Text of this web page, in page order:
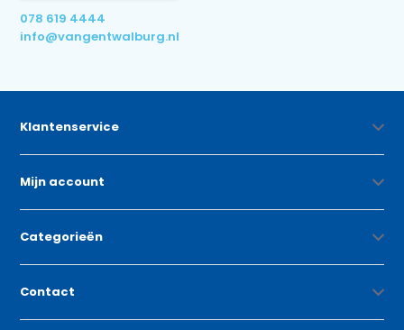
078 619 4444
info@vangentwalburg.nl
Klantenservice
Mijn account
Categorieën
Contact